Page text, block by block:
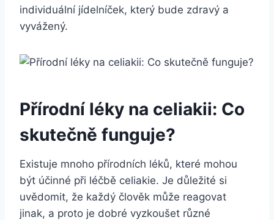
individuální jídelníček, který bude zdravý a
vyvážený.
Přírodní léky na celiakii: Co
skutečně funguje?
Existuje mnoho přírodních léků, které mohou
být účinné při léčbě celiakie. Je důležité si
uvědomit, že každý člověk může reagovat
jinak, a proto je dobré vyzkoušet různé